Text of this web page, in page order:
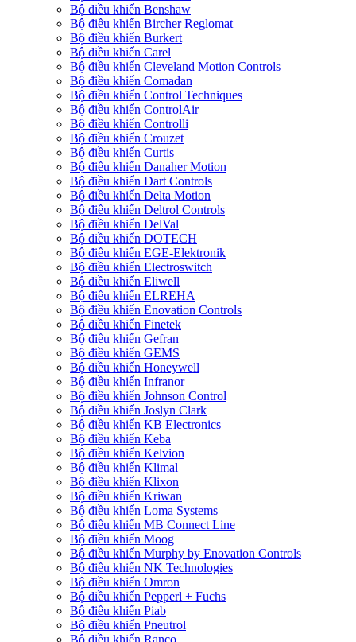
Bộ điều khiển Benshaw
Bộ điều khiển Bircher Reglomat
Bộ điều khiển Burkert
Bộ điều khiển Carel
Bộ điều khiển Cleveland Motion Controls
Bộ điều khiển Comadan
Bộ điều khiển Control Techniques
Bộ điều khiển ControlAir
Bộ điều khiển Controlli
Bộ điều khiển Crouzet
Bộ điều khiển Curtis
Bộ điều khiển Danaher Motion
Bộ điều khiển Dart Controls
Bộ điều khiển Delta Motion
Bộ điều khiển Deltrol Controls
Bộ điều khiển DelVal
Bộ điều khiển DOTECH
Bộ điều khiển EGE-Elektronik
Bộ điều khiển Electroswitch
Bộ điều khiển Eliwell
Bộ điều khiển ELREHA
Bộ điều khiển Enovation Controls
Bộ điều khiển Finetek
Bộ điều khiển Gefran
Bộ điều khiển GEMS
Bộ điều khiển Honeywell
Bộ điều khiển Infranor
Bộ điều khiển Johnson Control
Bộ điều khiển Joslyn Clark
Bộ điều khiển KB Electronics
Bộ điều khiển Keba
Bộ điều khiển Kelvion
Bộ điều khiển Klimal
Bộ điều khiển Klixon
Bộ điều khiển Kriwan
Bộ điều khiển Loma Systems
Bộ điều khiển MB Connect Line
Bộ điều khiển Moog
Bộ điều khiển Murphy by Enovation Controls
Bộ điều khiển NK Technologies
Bộ điều khiển Omron
Bộ điều khiển Pepperl + Fuchs
Bộ điều khiển Piab
Bộ điều khiển Pneutrol
Bộ điều khiển Ranco